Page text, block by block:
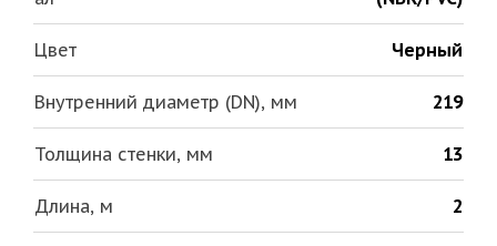
Цвет Черный
Внутренний диаметр (DN), мм 219
Толщина стенки, мм 13
Длина, м 2